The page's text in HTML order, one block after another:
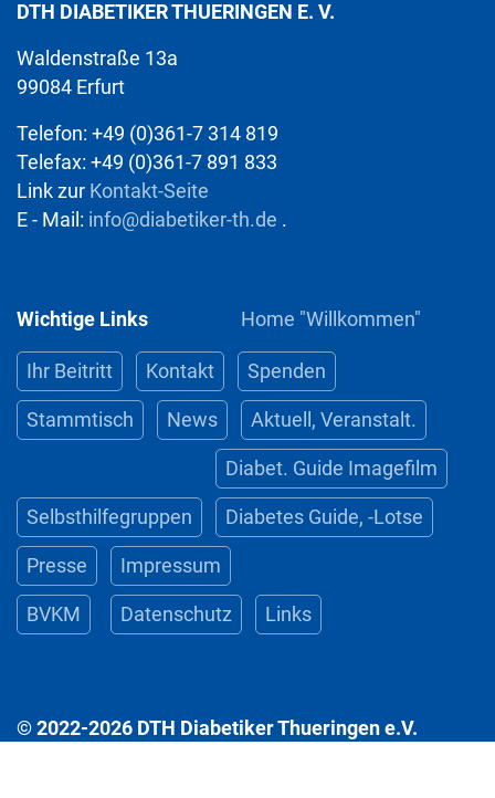
DTH DIABETIKER THUERINGEN E. V.
Waldenstraße 13a
99084 Erfurt
Telefon: +49 (0)361-7 314 819
Telefax: +49 (0)361-7 891 833
Link zur Kontakt-Seite
E - Mail: info@diabetiker-th.de .
Wichtige Links Home "Willkommen"
Ihr Beitritt Kontakt Spenden
Stammtisch News Aktuell, Veranstalt.
Selbsthilfegruppen
Diabet. Guide Imagefilm
Diabetes Guide, -Lotse
Presse
BVKM
Impressum
Datenschutz Links
© 2022-2026 DTH Diabetiker Thueringen e.V.